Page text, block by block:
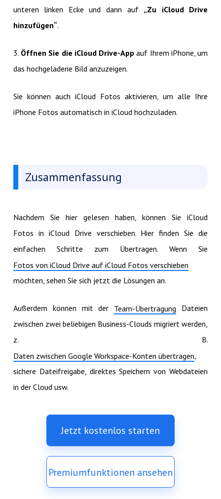
unteren linken Ecke und dann auf „Zu iCloud Drive
hinzufügen“.
3. Öffnen Sie die iCloud Drive-App auf Ihrem iPhone, um
das hochgeladene Bild anzuzeigen.
Sie können auch iCloud Fotos aktivieren, um alle Ihre
iPhone Fotos automatisch in iCloud hochzuladen.
Zusammenfassung
Nachdem Sie hier gelesen haben, können Sie iCloud
Fotos in iCloud Drive verschieben. Hier finden Sie die
einfachen Schritte zum Übertragen. Wenn Sie
Fotos von iCloud Drive auf iCloud Fotos verschieben
möchten, sehen Sie sich jetzt die Lösungen an.
Außerdem können mit der Team-Übertragung Dateien
zwischen zwei beliebigen Business-Clouds migriert werden,
z. B.
Daten zwischen Google Workspace-Konten übertragen
sichere Dateifreigabe, direktes Speichern von Webdateien
in der Cloud usw.
Jetzt kostenlos starten
Premiumfunktionen ansehen